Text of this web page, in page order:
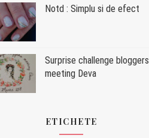
Notd : Simplu si de efect
Surprise challenge bloggers
meeting Deva
ETICHETE